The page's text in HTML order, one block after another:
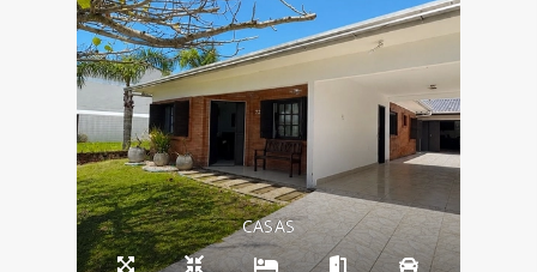
CASAS